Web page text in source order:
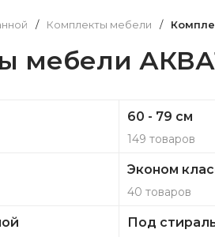
/ Комплекты мебели /
мебели
60 - 79 см
149 товаров
Эконом
40 товаров
Под